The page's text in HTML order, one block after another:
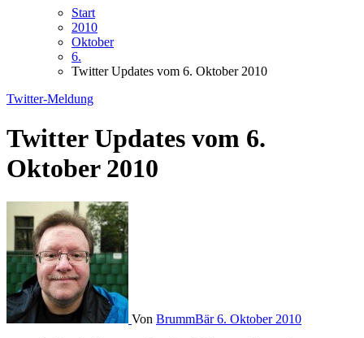
Start
2010
Oktober
6.
Twitter Updates vom 6. Oktober 2010
Twitter-Meldung
Twitter Updates vom 6.
Oktober 2010
Von BrummBär6. Oktober 2010